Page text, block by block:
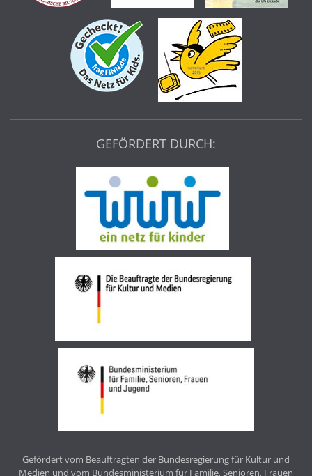
GEFÖRDERT DURCH:
Gefördert vom Beauftragten der Bundesregierung für Kultur und
Medien und vom Bundesministerium für Familie, Senioren, Frauen